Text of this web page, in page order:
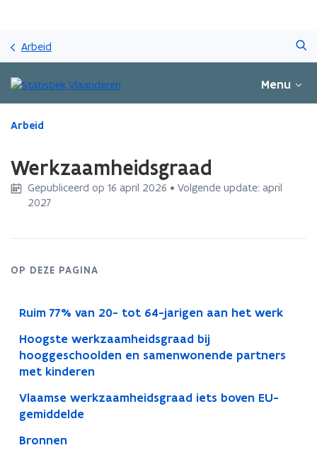
gaan
Arbeid
Menu
Gedaan
bevindt
Arbeid
Werkzaamheidsgraad
Gepubliceerd op 16 april 2026 • Volgende update: april
2027
OP DEZE PAGINA
Ruim 77% van 20- tot 64-jarigen aan het werk
Hoogste werkzaamheidsgraad bij
hooggeschoolden en samenwonende partners
met kinderen
Vlaamse werkzaamheidsgraad iets boven EU-
gemiddelde
Bronnen